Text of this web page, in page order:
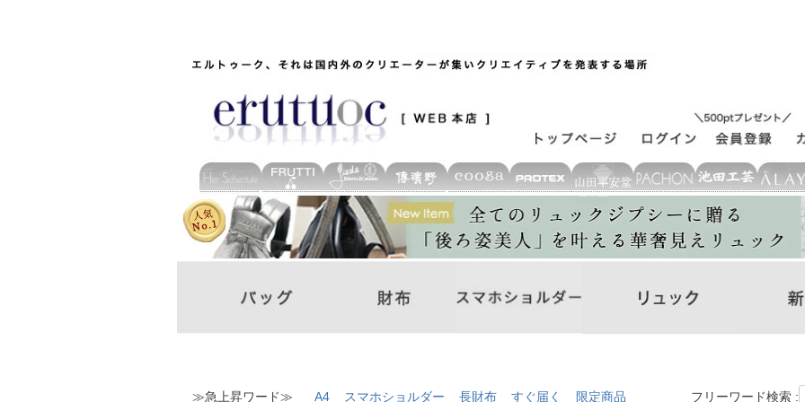
≫急上昇ワード≫ A4 スマホショルダー 長財布 すぐ届く 限定商品 フリーワード検索 :